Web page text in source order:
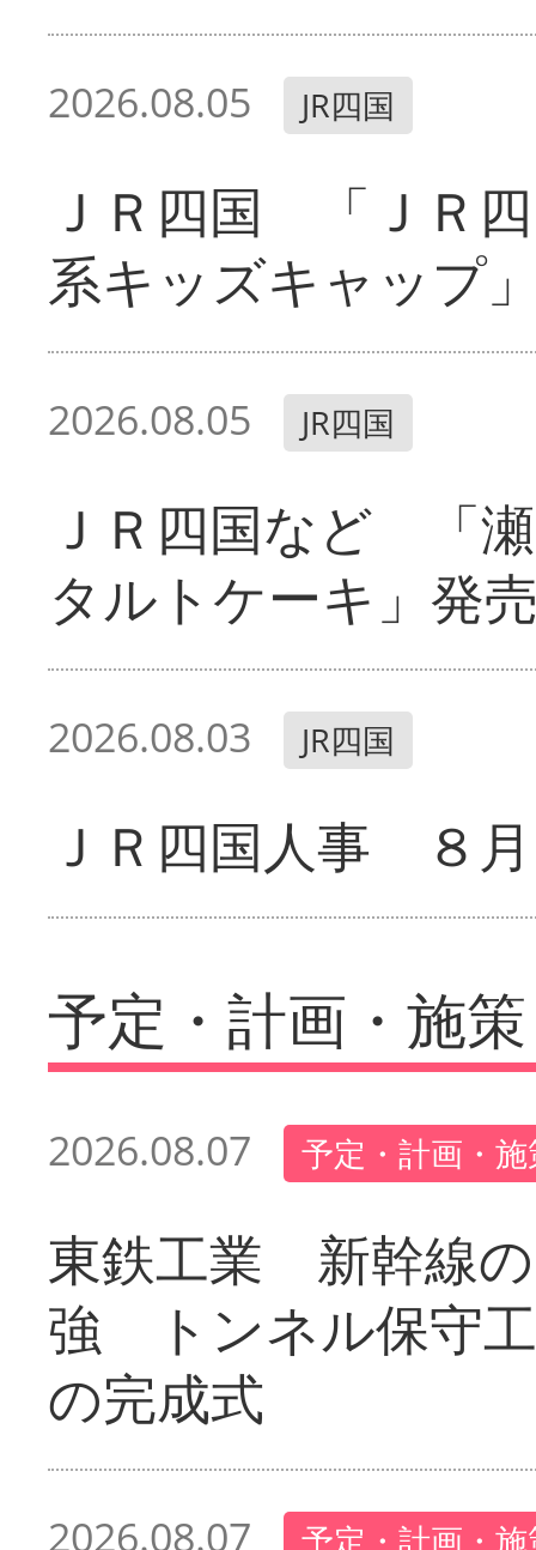
2026.08.05 JR四国
ＪＲ四国 「ＪＲ
系キッズキャップ
2026.08.05 JR四国
ＪＲ四国など 「
タルトケーキ」発
2026.08.03 JR四国
ＪＲ四国人事 ８
予定・計画・施策
2026.08.07 予定・計画・
東鉄工業 新幹線
強 トンネル保守
の完成式
2026.08.07 予定・計画・